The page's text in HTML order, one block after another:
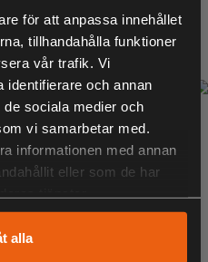
för att anpassa innehållet
tillhandahålla funktioner
vår trafik. Vi
identifierare och annan
sociala medier och
vi samarbetar med.
informationen med annan
eller som de har
alla
449:-